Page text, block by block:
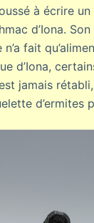
à écrire
d’Iona.
fait
d’Iona,
jamais
d’ermites